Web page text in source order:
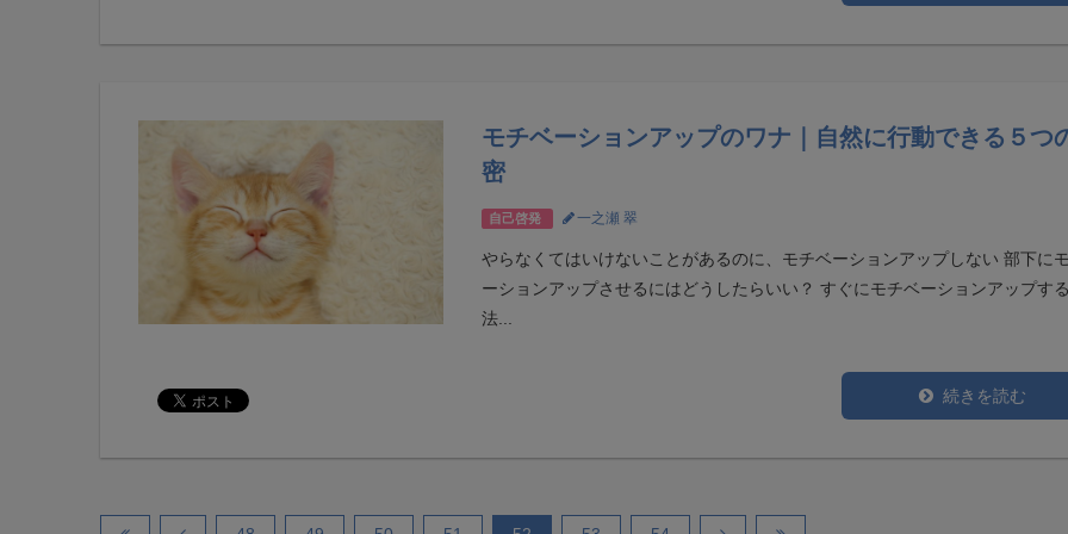
モチベーションアップのワナ｜自然に行動できる５つ
密
自己啓発 一之瀬 翠
やらなくてはいけないことがあるのに、モチベーションアップしない 部下に
ーションアップさせるにはどうしたらいい？ すぐにモチベーションアップす
法...
続きを読む